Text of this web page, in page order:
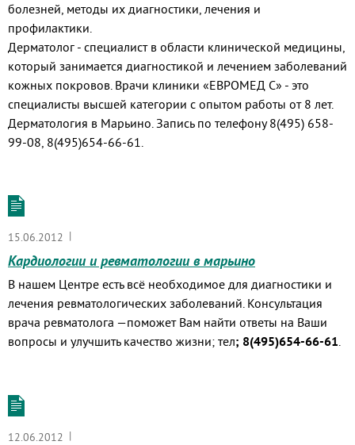
болезней, методы их диагностики, лечения и
профилактики.
Дерматолог - специалист в области клинической медицины,
который занимается диагностикой и лечением заболеваний
кожных покровов. Врачи клиники «ЕВРОМЕД С» - это
специалисты высшей категории с опытом работы от 8 лет.
Дерматология в Марьино. Запись по телефону 8(495) 658-
99-08, 8(495)654-66-61.
15.06.2012 |
Кардиологии и ревматологии в марьино
В нашем Центре есть всё необходимое для диагностики и
лечения ревматологических заболеваний. Консультация
врача ревматолога —поможет Вам найти ответы на Ваши
вопросы и улучшить качество жизни; тел; 8(495)654-66-61.
12.06.2012 |